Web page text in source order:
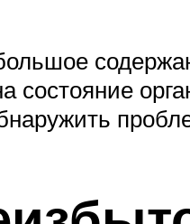
состояние